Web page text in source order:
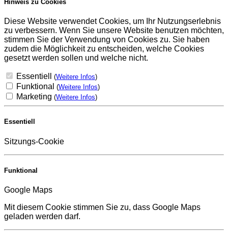
Hinweis zu Cookies
Diese Website verwendet Cookies, um Ihr Nutzungserlebnis
zu verbessern. Wenn Sie unsere Website benutzen möchten,
stimmen Sie der Verwendung von Cookies zu. Sie haben
zudem die Möglichkeit zu entscheiden, welche Cookies
gesetzt werden sollen und welche nicht.
Essentiell (Weitere Infos)
Funktional (Weitere Infos)
Marketing (Weitere Infos)
Essentiell
Sitzungs-Cookie
Funktional
Google Maps
Mit diesem Cookie stimmen Sie zu, dass Google Maps
geladen werden darf.